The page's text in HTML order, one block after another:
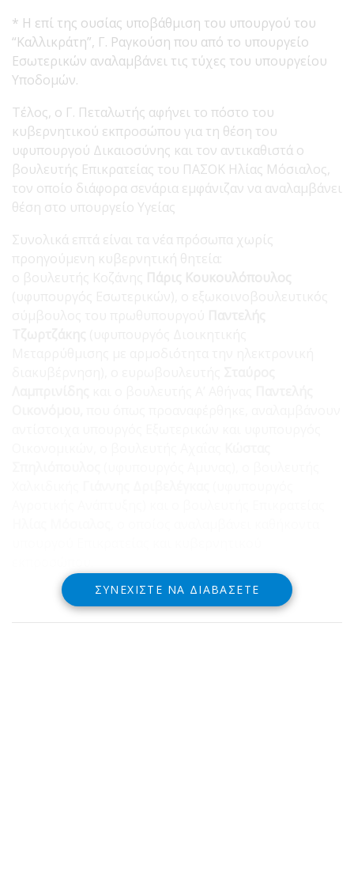
* Η επί της ουσίας υποβάθμιση του υπουργού του
“Καλλικράτη”, Γ. Ραγκούση που από το υπουργείο
Εσωτερικών αναλαμβάνει τις τύχες του υπουργείου
Υποδομών.
Τέλος, ο Γ. Πεταλωτής αφήνει το πόστο του
κυβερνητικού εκπροσώπου για τη θέση του
υφυπουργού Δικαιοσύνης και τον αντικαθιστά ο
βουλευτής Επικρατείας του ΠΑΣΟΚ Ηλίας Μόσιαλος,
τον οποίο διάφορα σενάρια εμφάνιζαν να αναλαμβάνει
θέση στο υπουργείο Υγείας
Συνολικά επτά είναι τα νέα πρόσωπα χωρίς
προηγούμενη κυβερνητική θητεία:
ΣΥΝΕΧΊΣΤΕ ΝΑ ΔΙΑΒΆΣΕΤΕ